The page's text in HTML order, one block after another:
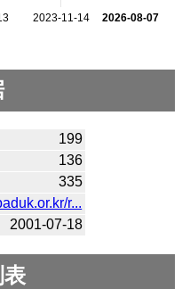
2023-11-14 2026-08-07
199
136
335
r...
2001-07-18
表